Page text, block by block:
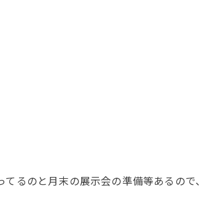
るのと月末の展示会の準備等あるので、